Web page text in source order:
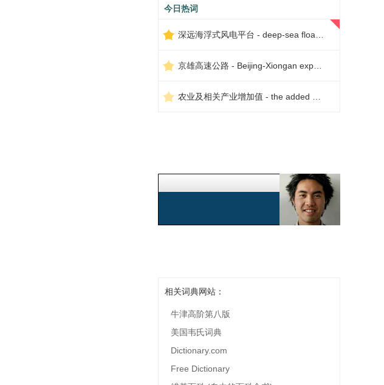
今日热词
相关词典网站：
牛津高阶第八版
美国韦氏词典
Dictionary.com
Free Dictionary